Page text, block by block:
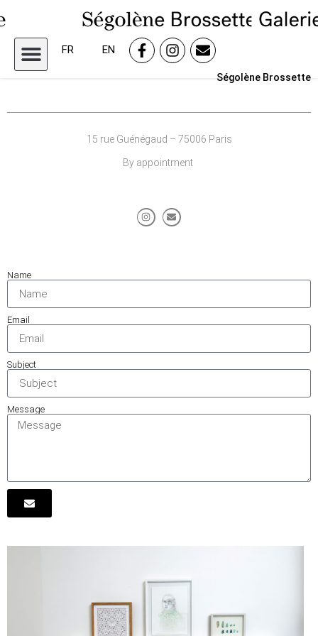
FR EN
Ségolène Brossette
15 rue Guénégaud – 75006 Paris
By appointment
Name
Email
Subject
Message